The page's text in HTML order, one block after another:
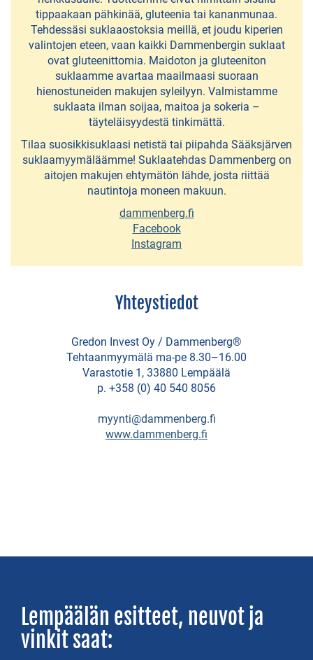
Kesäkahvilat
Lounasravintolat
Pizzeriat
Seurusteluravintolat
Dammenberg
Unavaate
Putiikki
Kirpputorit
tippaakaan pähkinää, gluteenia tai kananmunaa.
Tehdessäsi suklaaostoksia meillä, et joudu kiperien
valintojen eteen, vaan kaikki Dammenbergin suklaat
ovat gluteenittomia. Maidoton ja gluteeniton
suklaamme avartaa maailmaasi suoraan
hienostuneiden makujen syleilyyn. Valmistamme
suklaata ilman soijaa, maitoa ja sokeria –
täyteläisyydestä tinkimättä.
Tilaa suosikkisuklaasi netistä tai piipahda Sääksjärven
suklaamyymäläämme! Suklaatehdas Dammenberg on
aitojen makujen ehtymätön lähde, josta riittää
nautintoja moneen makuun.
dammenberg.fi
Facebook
Instagram
Yhteystiedot
Gredon Invest Oy / Dammenberg®
Tehtaanmyymälä ma-pe 8.30–16.00
Varastotie 1, 33880 Lempäälä
p. +358 (0) 40 540 8056
myynti@dammenberg.fi
www.dammenberg.fi
Lempäälän esitteet, neuvot ja
vinkit saat: